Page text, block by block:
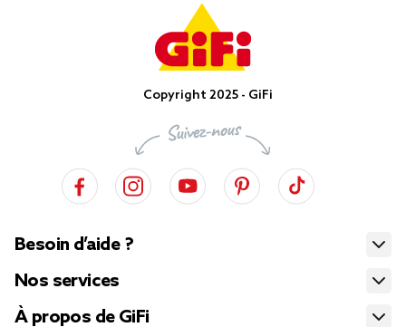
Copyright 2025 - GiFi
Besoin d’aide ?
Nos services
À propos de GiFi